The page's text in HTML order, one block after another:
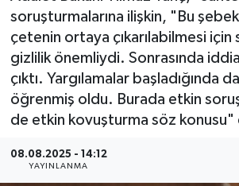
soruşturmalarına ilişkin, "Bu
çetenin ortaya çıkarılabilmesi
gizlilik önemliydi. Sonrasında
çıktı. Yargılamalar başladığında
öğrenmiş oldu. Burada etkin
de etkin kovuşturma söz konusu"
08.08.2025 - 14:12
YAYINLANMA
Gündem
Magazin
Sağlık
Siyaset
Son Dakika Haberleri
Haber Arşivi